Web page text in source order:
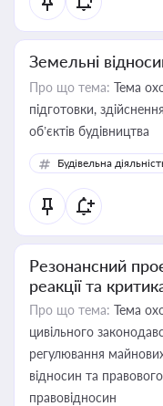
Земельні
Про що тема: Тема
підготовки,
об’єктів будівництва
Будівельна
Резонансний
реакції та
Про що тема: Тема
цивільного
регулювання
відносин та
правовідносин